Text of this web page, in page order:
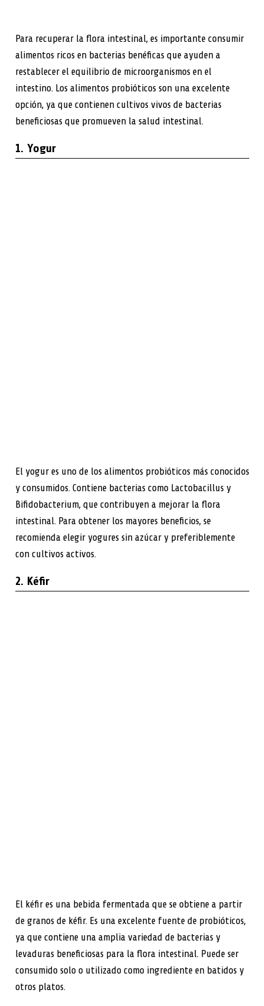
Para recuperar la flora intestinal, es importante consumir
alimentos ricos en bacterias benéficas que ayuden a
restablecer el equilibrio de microorganismos en el
intestino. Los alimentos probióticos son una excelente
opción, ya que contienen cultivos vivos de bacterias
beneficiosas que promueven la salud intestinal.
1. Yogur
El yogur es uno de los alimentos probióticos más conocidos
y consumidos. Contiene bacterias como Lactobacillus y
Bifidobacterium, que contribuyen a mejorar la flora
intestinal. Para obtener los mayores beneficios, se
recomienda elegir yogures sin azúcar y preferiblemente
con cultivos activos.
2. Kéfir
El kéfir es una bebida fermentada que se obtiene a partir
de granos de kéfir. Es una excelente fuente de probióticos,
ya que contiene una amplia variedad de bacterias y
levaduras beneficiosas para la flora intestinal. Puede ser
consumido solo o utilizado como ingrediente en batidos y
otros platos.